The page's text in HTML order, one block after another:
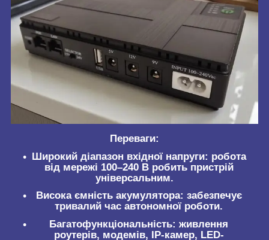
Переваги:
Широкий діапазон вхідної напруги: робота
від мережі 100–240 В робить пристрій
універсальним.
Висока ємність акумулятора: забезпечує
тривалий час автономної роботи.
Багатофункціональність: живлення
роутерів, модемів, IP-камер, LED-